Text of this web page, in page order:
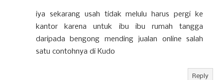
iya sekarang usah tidak melulu harus pergi ke
kantor karena untuk ibu ibu rumah tangga
daripada bengong mending jualan online salah
satu contohnya di Kudo
Reply